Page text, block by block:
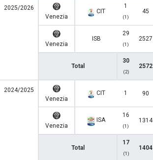
2025/2026
Venezia
CIT
1
(1)
45
Venezia
ISB
29
(1)
2527
Total
30
(2)
2572
2024/2025
Venezia
CIT 1 90
Venezia
ISA
16
(1)
1314
Total
17
(1)
1404